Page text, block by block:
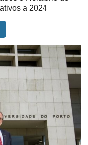
a 2024